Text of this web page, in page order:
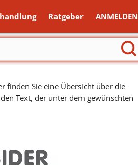
Ratgeber ANMELDEN
finden Sie eine Übersicht über die
Text, der unter dem gewünschten